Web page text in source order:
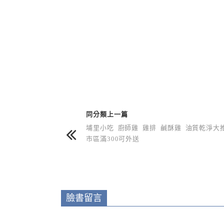
同分類上一篇
埔里小吃 廚師雞 雞排 鹹酥雞 油質乾淨大
市區滿300可外送
臉書留言